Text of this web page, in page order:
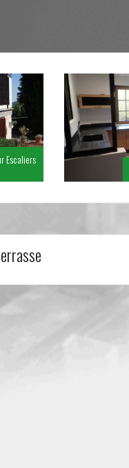
Escaliers